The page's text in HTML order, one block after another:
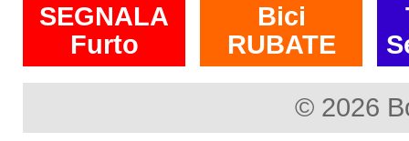
SEGNALA
Furto
Bici
RUBATE
© 2026